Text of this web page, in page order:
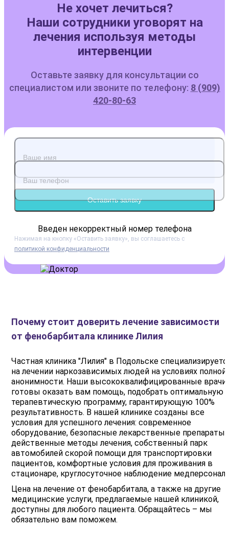
Не хочет лечиться?
Наши сотрудники уговорят на
лечения используя методы
интервенции
Оставьте заявку для консультации со
специалистом или звоните по телефону: 8 (909)
420-80-63
Оставить заявку
Введен некорректный номер телефона
Нажимая на кнопку «Оставить заявку» , вы соглашаетесь с
политикой конфиденциальности
Почему стоит доверить лечение зависимости
от фенобарбитала клинике Лилия
Частная клиника "Лилия" в Подольске
на лечении наркозависимых людей на условиях полной
анонимности. Наши высококвалифицированные врачи
готовы оказать вам помощь, подобрать оптимальную
терапевтическую программу, гарантирующую 100%
результативность. В нашей клинике созданы все
условия для успешного лечения: современное
оборудование, безопасные лекарственные препараты,
действенные методы лечения, собственный парк
автомобилей скорой помощи для транспортировки
пациентов, комфортные условия для проживания в
стационаре, круглосуточное наблюдение
Цена на лечение от фенобарбитала, а также на другие
медицинские услуги, предлагаемые нашей клиникой,
доступны для любого пациента. Обращайтесь – мы
обязательно вам поможем.